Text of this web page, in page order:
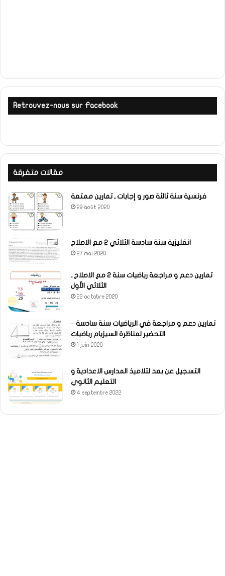
Retrouvez-nous sur Facebook
مقالات متفرقة
فرنسية سنة ثالثة صور و إجابات ـ تمارين ممتعة
29 août 2020
انقليزية سنة سادسة الثلاثي 2 مع الاصلاح
27 mai 2020
تمارين دعم و مراجعة رياضيات سنة 2 مع الاصلاح ـ
الثلاثي الأول
22 octobre 2020
تمارين دعم و مراجعة في الرياضيات سنة سادسة –
التحضير لمناظرة السيزيام رياضيات
1 juin 2020
التسجيل عن بعد لتلاميذ المدارس الاعدادية و
التعليم الثانوي
4 septembre 2022